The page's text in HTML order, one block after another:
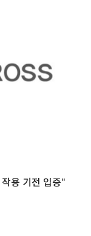
용 기전 입증"